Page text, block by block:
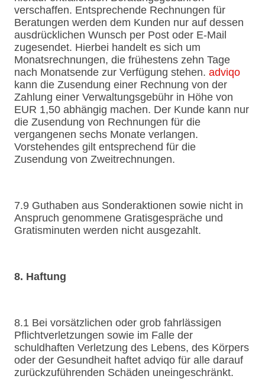
verschaffen. Entsprechende Rechnungen für
Beratungen werden dem Kunden nur auf dessen
ausdrücklichen Wunsch per Post oder E-Mail
zugesendet. Hierbei handelt es sich um
Monatsrechnungen, die frühestens zehn Tage
nach Monatsende zur Verfügung stehen. adviqo
kann die Zusendung einer Rechnung von der
Zahlung einer Verwaltungsgebühr in Höhe von
EUR 1,50 abhängig machen. Der Kunde kann nur
die Zusendung von Rechnungen für die
vergangenen sechs Monate verlangen.
Vorstehendes gilt entsprechend für die
Zusendung von Zweitrechnungen.
7.9 Guthaben aus Sonderaktionen sowie nicht in
Anspruch genommene Gratisgespräche und
Gratisminuten werden nicht ausgezahlt.
8. Haftung
8.1 Bei vorsätzlichen oder grob fahrlässigen
Pflichtverletzungen sowie im Falle der
schuldhaften Verletzung des Lebens, des Körpers
oder der Gesundheit haftet adviqo für alle darauf
zurückzuführenden Schäden uneingeschränkt.